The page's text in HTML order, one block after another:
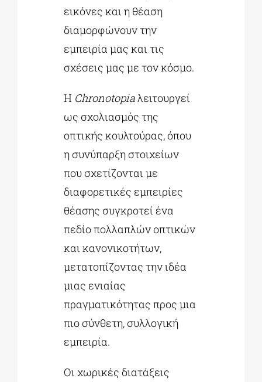
εικόνες και η θέαση
διαμορφώνουν την
εμπειρία μας και τις
σχέσεις μας με τον κόσμο.
Η Chronotopiaλειτουργεί
ως σχολιασμός της
οπτικής κουλτούρας, όπου
η συνύπαρξη στοιχείων
που σχετίζονται με
διαφορετικές εμπειρίες
θέασης συγκροτεί ένα
πεδίο πολλαπλών οπτικών
και κανονικοτήτων,
μετατοπίζοντας την ιδέα
μιας ενιαίας
πραγματικότητας προς μια
πιο σύνθετη, συλλογική
εμπειρία.
Οι χωρικές διατάξεις